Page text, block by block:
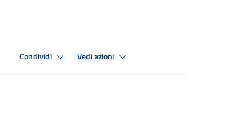
Condividi Vedi azioni